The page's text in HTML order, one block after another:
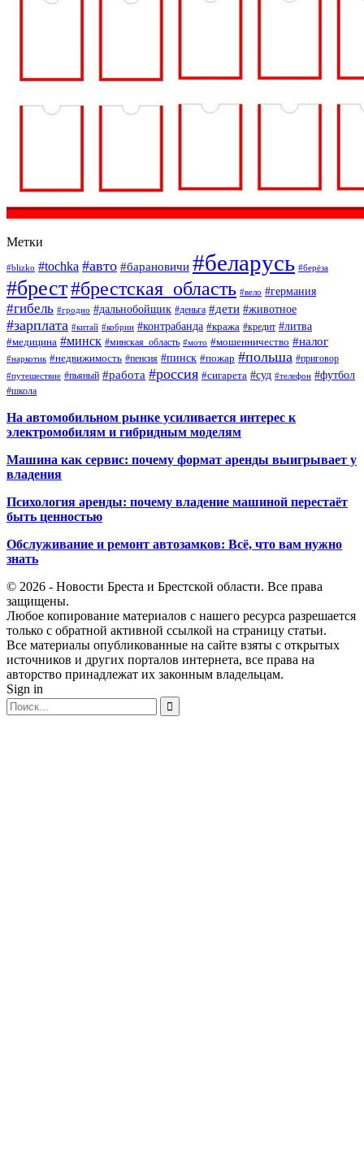
Метки
#blizko #tochka #авто #барановичи #беларусь #берёза
#брест#брестская_область #вело #германия
#гибель #гродно #дальнобойщик #деньга #дети #животное
#зарплата #китай #кобрин #контрабанда #кража #кредит #литва
#медицина #минск #минская_область #мото #мошенничество #налог
#наркотик #недвижимость #пенсия #пинск #пожар #польша #приговор
#путешествие #пьяный #работа #россия #сигарета #суд #телефон #футбол
#школа
На автомобильном рынке усиливается интерес к
электромобилям и гибридным моделям
Машина как сервис: почему формат аренды выигрывает у
владения
Психология аренды: почему владение машиной перестаёт
быть ценностью
Обслуживание и ремонт автозамков: Всё, что вам нужно
знать
© 2026 - Новости Бреста и Брестской области. Все права
защищены.
Любое копирование материалов с нашего ресурса разрешается
только с обратной активной ссылкой на страницу статьи.
Все материалы опубликованные на сайте взяты с открытых
источников и других порталов интернета, все права на
авторство принадлежат их законным владельцам.
Sign in